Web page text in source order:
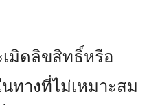
มิดลิขสิทธิ์หรือ
ทางที่ไม่เหมาะสม